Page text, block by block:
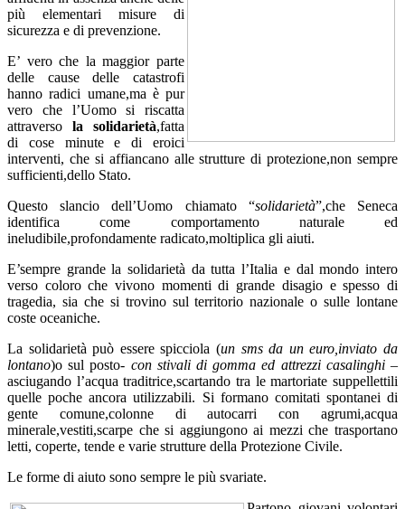
più elementari misure di
sicurezza e di prevenzione.
E’ vero che la maggior parte
delle cause delle catastrofi
hanno radici umane,ma è pur
vero che l’Uomo si riscatta
attraverso la solidarietà,fatta
di cose minute e di eroici
interventi, che si affiancano alle strutture di protezione,non sempre
sufficienti,dello Stato.
Questo slancio dell’Uomo chiamato “solidarietà”,che Seneca
identifica come comportamento naturale ed
ineludibile,profondamente radicato,moltiplica gli aiuti.
E’sempre grande la solidarietà da tutta l’Italia e dal mondo intero
verso coloro che vivono momenti di grande disagio e spesso di
tragedia, sia che si trovino sul territorio nazionale o sulle lontane
coste oceaniche.
La solidarietà può essere spicciola (un sms da un euro,inviato da
lontano)o sul posto- con stivali di gomma ed attrezzi casalinghi–
asciugando l’acqua traditrice,scartando tra le martoriate suppellettili
quelle poche ancora utilizzabili. Si formano comitati spontanei di
gente comune,colonne di autocarri con agrumi,acqua
minerale,vestiti,scarpe che si aggiungono ai mezzi che trasportano
letti, coperte, tende e varie strutture della Protezione Civile.
Le forme di aiuto sono sempre le più svariate.